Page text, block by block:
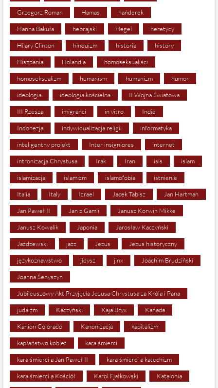
Grzegorz Roman Hamas hańderek
Hanna Bakuła hebrajski Hegel heretycy
Hilary Clinton hinduizm historia history
Hiszpania Holandia homoseksualiści
homoseksualizm humanism humanizm humor
ideologia ideologia kościelna II Wojna Światowa
III Rzesza imigranci in vitro Indie
Indonezja indywidualizacja religii informatyka
inteligentny projekt Inter insigniores internet
intronizacja Chrystusa Irak Iran isis islam
islamizacja islamizm islamofobia istnienie
Italia Italy Izrael Jacek Tabisz Jan Hartman
Jan Paweł II Jan z Gamli Janusz Korwin Mikke
Janusz Kowalik Japonia Jarosław Kaczyński
Jażdżewski jazz Jezus Jezus historyczny
językoznawstwo jidysz jinx Joachim Brudziński
Joanna Senyszyn
Jubileuszowy Akt Przyjęcia Jezusa Chrystusa za Króla i Pana
judaizm Kaczyński Kaja Bryx Kanada
Kanion Colorado Kanonizacja kapitalizm
kapłaństwo kobiet kara śmierci
kara śmierci a Jan Paweł II kara śmierci a katechizm
kara śmierci a Kościół Karol Fjałkowski Katalonia